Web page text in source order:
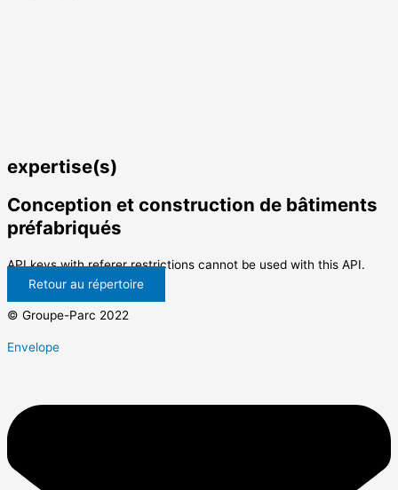
expertise(s)
Conception et construction de bâtiments
préfabriqués
API keys with referer restrictions cannot be used with this API.
Retour au répertoire
© Groupe-Parc 2022
Envelope